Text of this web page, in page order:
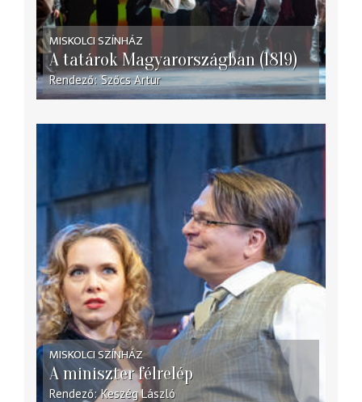
MISKOLCI SZÍNHÁZ
A tatárok Magyarországban (1819)
Rendező Szőcs Artur
MISKOLCI SZÍNHÁZ
A miniszter félrelép
Rendező Keszég László